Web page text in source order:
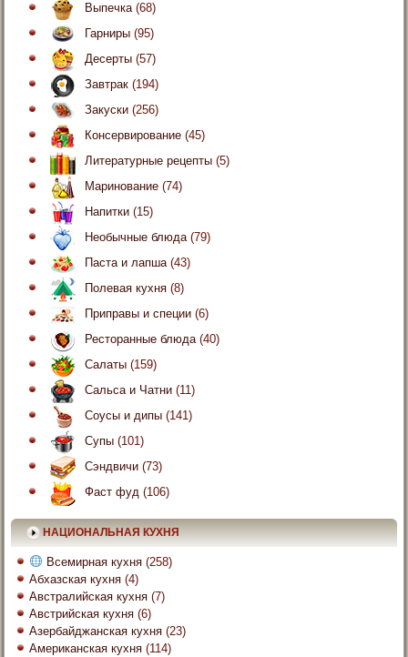
Выпечка(68)
Гарниры (95)
Десерты (57)
Завтрак (194)
Закуски (256)
Консервирование (45)
Литературные рецепты (5)
Маринование (74)
Напитки (15)
Необычные блюда(79)
Паста и лапша(43)
Полевая кухня (8)
Приправы и специи (6)
Ресторанные блюда(40)
Салаты (159)
Сальса и Чатни (11)
Соусы и дипы (141)
Супы (101)
Сэндвичи (73)
Фаст фуд (106)
НАЦИОНАЛЬНАЯ КУХНЯ
Всемирная кухня (258)
Абхазская кухня (4)
Австралийская кухня (7)
Австрийская кухня (6)
Азербайджанская кухня (23)
Американская кухня (114)